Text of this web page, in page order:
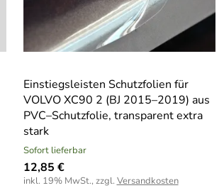
Einstiegsleisten Schutzfolien für
VOLVO XC90 2 (BJ 2015–2019) aus
PVC–Schutzfolie, transparent extra
stark
Sofort lieferbar
12,85 €
inkl. 19% MwSt., zzgl. Versandkosten